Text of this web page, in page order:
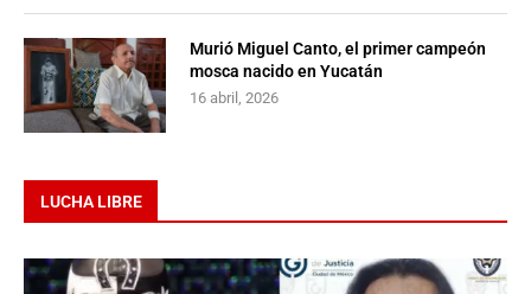
Murió Miguel Canto, el primer campeón
mosca nacido en Yucatán
16 abril, 2026
LUCHA LIBRE